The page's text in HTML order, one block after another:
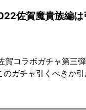
佐賀魔貴族編は
コラボガチャ第三弾
ガチャ引くべきか